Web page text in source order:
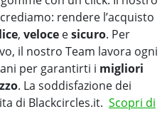
rendere l’acquisto
, veloce esicuro. Per
il nostro Team lavora ogni
per garantirti i migliori
. La soddisfazione dei
di Blackcircles.it. Scopri di